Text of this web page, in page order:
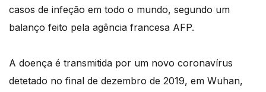
casos de infeção em todo o mundo, segundo um
balanço feito pela agência francesa AFP.
A doença é transmitida por um novo coronavírus
detetado no final de dezembro de 2019, em Wuhan,